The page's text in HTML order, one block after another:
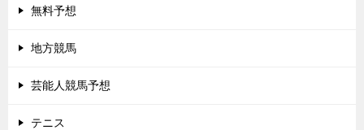
無料予想
地方競馬
芸能人競馬予想
テニス